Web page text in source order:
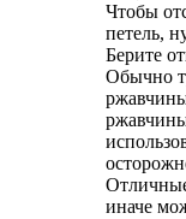
Чтобы
петель,
Берите
Обычно
иначе